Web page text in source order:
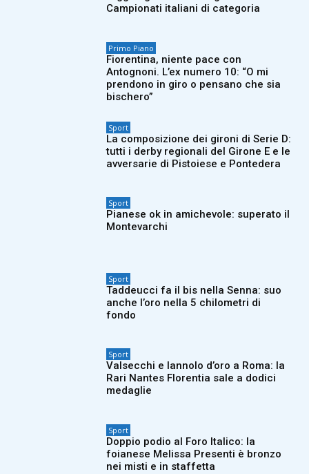
Campionati italiani di categoria
Primo Piano
Fiorentina, niente pace con
Antognoni. L’ex numero 10: “O mi
prendono in giro o pensano che sia
bischero”
Sport
La composizione dei gironi di Serie D:
tutti i derby regionali del Girone E e le
avversarie di Pistoiese e Pontedera
Sport
Pianese ok in amichevole: superato il
Montevarchi
Sport
Taddeucci fa il bis nella Senna: suo
anche l’oro nella 5 chilometri di
fondo
Sport
Valsecchi e Iannolo d’oro a Roma: la
Rari Nantes Florentia sale a dodici
medaglie
Sport
Doppio podio al Foro Italico: la
foianese Melissa Presenti è bronzo
nei misti e in staffetta